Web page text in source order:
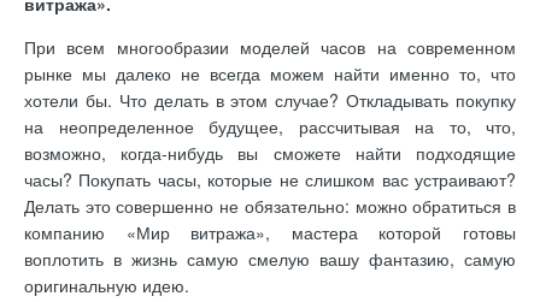
При всем многообразии моделей часов на современном
рынке мы далеко не всегда можем найти именно то, что
хотели бы. Что делать в этом случае? Откладывать покупку
на неопределенное будущее, рассчитывая на то, что,
возможно, когда-нибудь вы сможете найти подходящие
часы? Покупать часы, которые не слишком вас устраивают?
Делать это совершенно не обязательно: можно обратиться в
компанию «Мир витража», мастера которой готовы
воплотить в жизнь самую смелую вашу фантазию, самую
оригинальную идею.